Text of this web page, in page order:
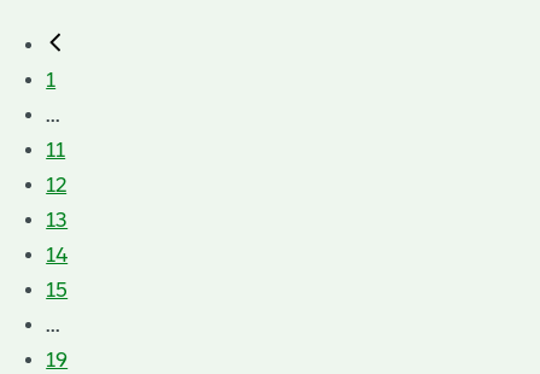
1
...
11
12
13
14
15
...
19